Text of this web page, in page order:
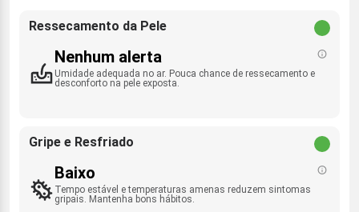
Ressecamento da Pele
Nenhum alerta
Umidade adequada no ar. Pouca chance de ressecamento e
desconforto na pele exposta.
Gripe e Resfriado
Baixo
Tempo estável e temperaturas amenas reduzem sintomas
gripais. Mantenha bons hábitos.